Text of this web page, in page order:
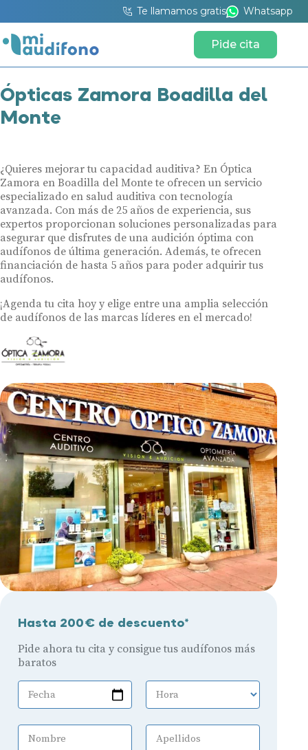
Te llamamos gratis Whatsapp
Pide cita
Ópticas Zamora Boadilla del
Monte
¿Quieres mejorar tu capacidad auditiva? En Óptica
Zamora en Boadilla del Monte te ofrecen un servicio
especializado en salud auditiva con tecnología
avanzada. Con más de 25 años de experiencia, sus
expertos proporcionan soluciones personalizadas para
asegurar que disfrutes de una audición óptima con
audífonos de última generación. Además, te ofrecen
financiación de hasta 5 años para poder adquirir tus
audífonos.
¡Agenda tu cita hoy y elige entre una amplia selección
de audífonos de las marcas líderes en el mercado!
Hasta 200€ de descuento*
Pide ahora tu cita y consigue tus audífonos más
baratos
Fecha Hora
Nombre Apellidos